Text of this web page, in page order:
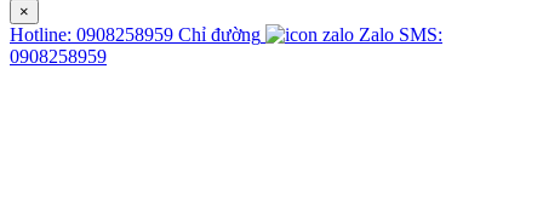
×
Hotline: 0908258959 Chỉ đường Zalo SMS:
0908258959